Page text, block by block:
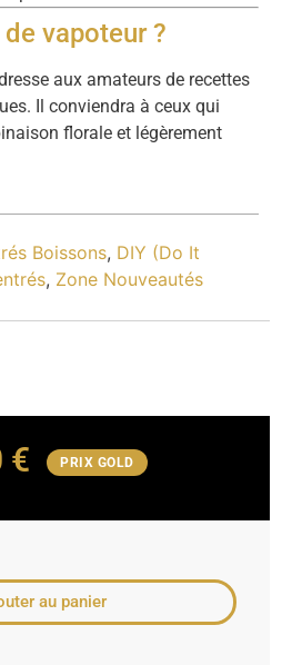
vapoteur ?
aux amateurs de recettes
Il conviendra à ceux qui
florale et légèrement
Boissons, DIY (Do It
, Zone Nouveautés
€ PRIX GOLD
au panier